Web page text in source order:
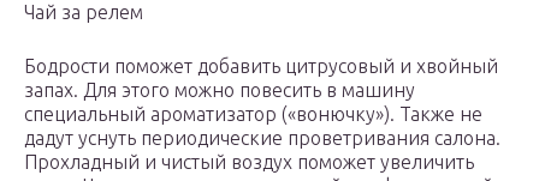
Чай за релем
Бодрости поможет добавить цитрусовый и хвойный
запах. Для этого можно повесить в машину
специальный ароматизатор («вонючку»). Также не
дадут уснуть периодические проветривания салона.
Прохладный и чистый воздух поможет увеличить